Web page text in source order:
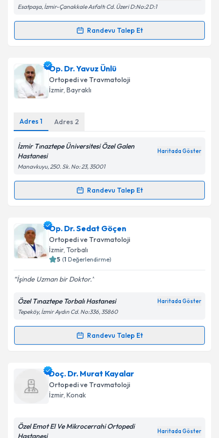
Kişisel verilerimin işlenmesine ilişkinAydınlatma
Metni'ni okudum ve kişisel verilerimin belirtilen
kapsamda işlenmesini kabul ediyorum.
Esatpaşa, İzmir-Çanakkale Asfaltı Cd. Üzeri D:No:2 D:1
Randevu Talep Et
Randevu Takvimi Talebi
Op. Dr. Deniz Gözcüiçin randevu takvimi talebi
oluşturun. Size bu uzmandan randevu almanız için bir
takvim hazırlandığında e-posta ile bilgilendireceğiz.
Kişisel verilerimin işlenmesine ilişkin
Aydınlatma
Metni'ni okudum ve kişisel verilerimin belirtilen
Op. Dr. Yavuz Ünlü
Ortopedi ve Travmatoloji
İzmir, Bayraklı
Adres 1 Adres 2
İzmir Tınaztepe Üniversitesi Özel Galen
Hastanesi
Haritada Göster
Manavkuyu, 250. Sk. No: 23, 35001
Randevu Talep Et
Randevu Takvimi Talebi
Op. Dr. Yavuz Ünlüiçin randevu takvimi talebi
oluşturun. Size bu uzmandan randevu almanız için bir
takvim hazırlandığında e-posta ile bilgilendireceğiz.
Kişisel verilerimin işlenmesine ilişkin
Metni'ni okudum ve kişisel verilerimin belirtilen
kapsamda işlenmesini kabul ediyorum.
Op. Dr. Sedat Göçen
Ortopedi ve Travmatoloji
İzmir, Torbalı
5 (1 Değerlendirme)
İşinde Uzman bir Doktor.
Özel Tınaztepe Torbalı Hastanesi Haritada Göster
Tepeköy, İzmir Aydın Cd. No:336, 35860
Randevu Talep Et
Randevu Takvimi Talebi
Op. Dr. Sedat Göçen için randevu takvimi talebi
oluşturun. Size bu uzmandan randevu almanız için bir
takvim hazırlandığında e-posta ile bilgilendireceğiz.
Doç. Dr. Murat Kayalar
Ortopedi ve Travmatoloji
İzmir, Konak
Özel Emot El Ve Mikrocerrahi Ortopedi
Hastanesi
Haritada Göster